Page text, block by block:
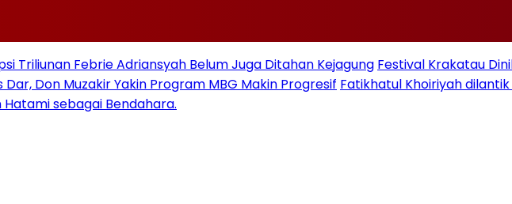
Triliunan Febrie Adriansyah Belum Juga Ditahan Kejagung Festival Krakatau
Dar, Don Muzakir Yakin Program MBG Makin Progresif Fatikhatul Khoiriyah
sebagai Bendahara.